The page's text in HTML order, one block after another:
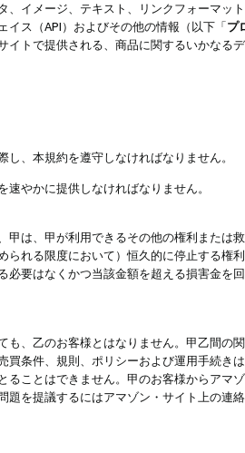
イメージ、テキスト、リンクフォーマッ
イス（API）およびその他の情報（以下「プ
トで提供される、商品に関するいかなる
、本規約を遵守しなければなりません。
やかに提供しなければなりません。
は、甲が利用できるその他の権利または
れる限度において）恒久的に停止する権
要はなくかつ当該金額を超える損害金を
、乙のお客様とはなりません。甲乙間の
条件、規則、ポリシーおよび運用手続き
ことはできません。甲のお客様からアマ
を提議するにはアマゾン・サイト上の連